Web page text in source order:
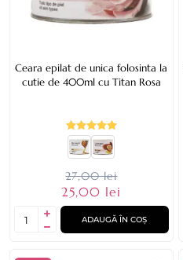
Ceara epilat de unica folosinta la
cutie de 400ml cu Titan Rosa
27,00 lei
25,00 lei
ADAUGĂ ÎN COȘ